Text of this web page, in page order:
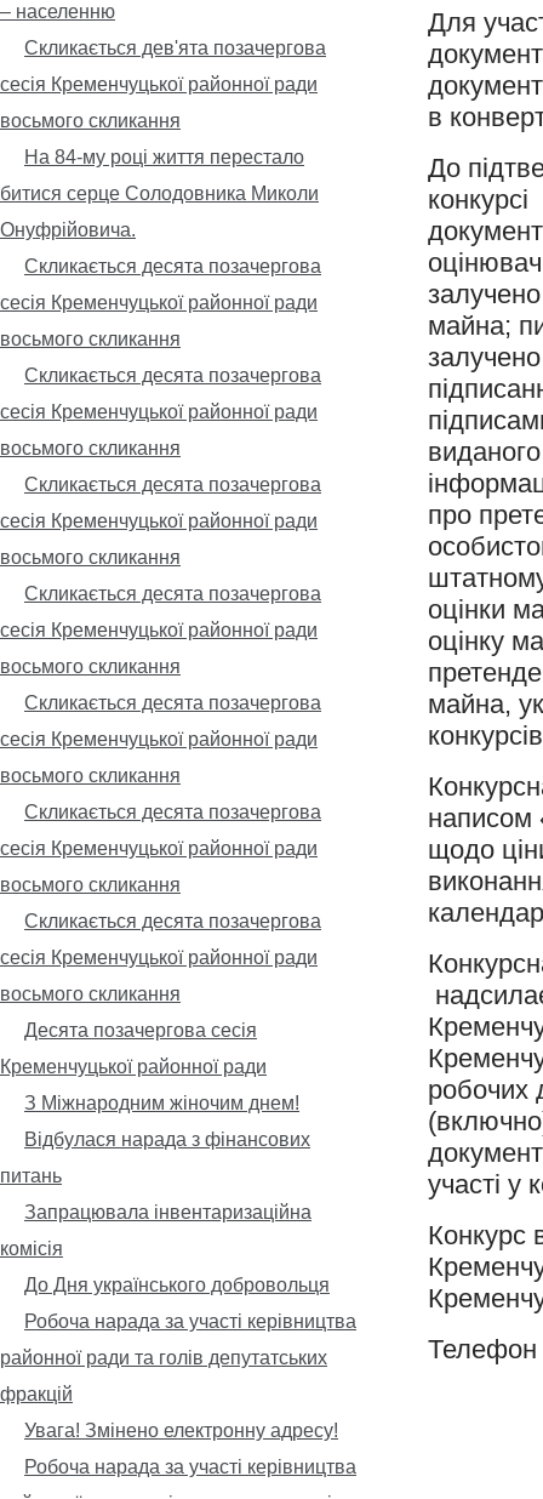
Для
в
До
майна;
про
оцінки
оцінку
майна,
написом
щодо
робочих
участі у
Конкурс
Телефон
– населенню
Скликається дев'ята позачергова
сесія Кременчуцької районної ради
восьмого скликання
На 84-му році життя перестало
битися серце Солодовника Миколи
Онуфрійовича.
Скликається десята позачергова
сесія Кременчуцької районної ради
восьмого скликання
Скликається десята позачергова
сесія Кременчуцької районної ради
восьмого скликання
Скликається десята позачергова
сесія Кременчуцької районної ради
восьмого скликання
Скликається десята позачергова
сесія Кременчуцької районної ради
восьмого скликання
Скликається десята позачергова
сесія Кременчуцької районної ради
восьмого скликання
Скликається десята позачергова
сесія Кременчуцької районної ради
восьмого скликання
Скликається десята позачергова
сесія Кременчуцької районної ради
восьмого скликання
Десята позачергова сесія
Кременчуцької районної ради
З Міжнародним жіночим днем!
Відбулася нарада з фінансових
питань
Запрацювала інвентаризаційна
комісія
До Дня українського добровольця
Робоча нарада за участі керівництва
районної ради та голів депутатських
фракцій
Увага! Змінено електронну адресу!
Робоча нарада за участі керівництва